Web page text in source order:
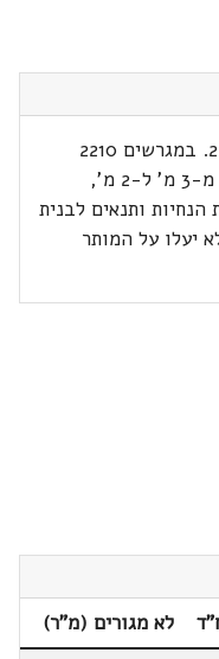
1. איחדו וחלוקה בהסכמת הבעלים. 2. במגרשים 2210
ו-2212 שינוי בקו בנין צדדי נקודתי מ-3 מ' ל-2 מ',
מ'-3 ל-4. 3. קביעת הנחיות ותנאים לבנית
יעלו על המותר
לא מגורים (מ"ר)